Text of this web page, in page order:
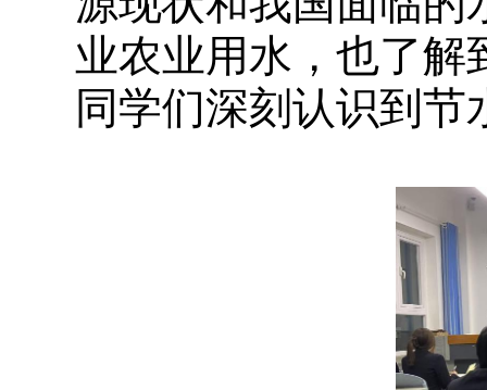
业农业用水，也了解
同学们深刻认识到